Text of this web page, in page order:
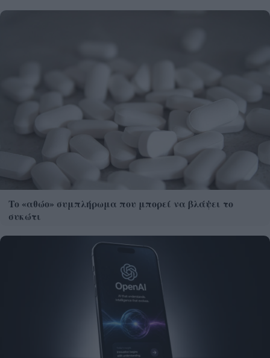
Το «αθώο» συμπλήρωμα που μπορεί να βλάψει το
συκώτι